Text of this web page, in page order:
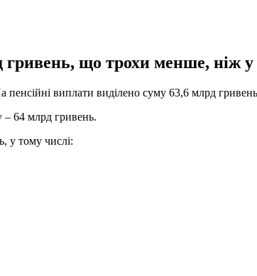
що трохи менше, ніж у
виплати виділено суму 63,6 млрд
64 млрд гривень.
у тому числі: